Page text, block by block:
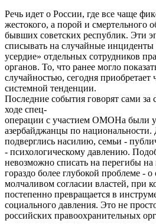
Речь идет о России, где все чаще
жестокого, а порой и смертельного
бывших советских республик. Эти
списывать на случайные инциденты
усердие» отдельных сотрудников
органов. То, что ранее могло
случайностью, сегодня приобретает
системной тенденции.
Последние события говорят сами за
ходе спец-
операции с участием ОМОНа были
азербайджанцы по национальности.
подверглись насилию, семьи -
- психологическому давлению.
невозможно списать на перегибы на
гораздо более глубокой проблеме -
молчаливом согласии властей, при
постепенно превращается в
социального давления. Это не
российских правоохранительных